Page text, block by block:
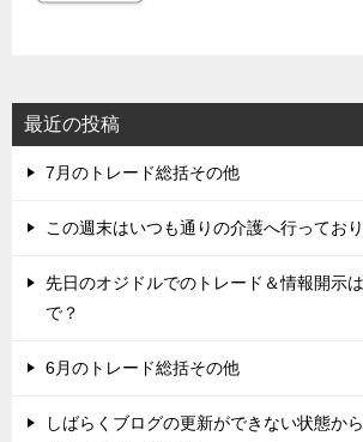
最近の投稿
7月のトレード総括その他
この週末はいつも通りの介護へ行ってお
先日のオジドルでのトレード＆情報開示
で？
6月のトレード総括その他
しばらくブログの更新ができない状態か